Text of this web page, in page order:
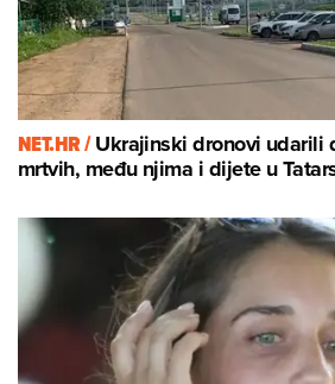
NET.HR /Ukrajinski dronovi udarili
mrtvih, među njima i dijete u